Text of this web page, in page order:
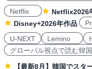
Netflix
Netflix2026
Disney+2026年作品
U-NEXT
Lemino
グローバル視点で読む韓
【最新8月】韓国でスタ